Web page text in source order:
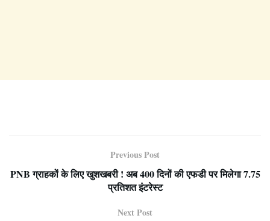
Previous Post
PNB ग्राहकों के लिए खुशखबरी ! अब 400 दिनों की एफडी पर मिलेगा 7.75
प्रतिशत इंटरेस्ट
Next Post